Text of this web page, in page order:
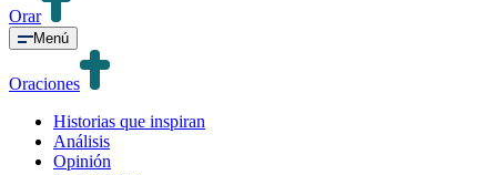
Orar
Menú
Oraciones
Historias que inspiran
Análisis
Opinión